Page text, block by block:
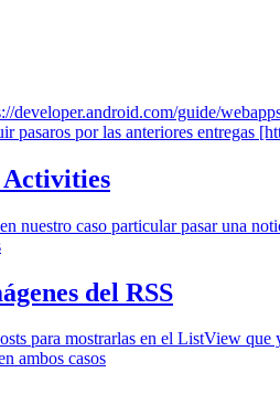
guide/
pasaros por las anteriores entregas
Activities
nuestro caso particular pasar una
del RSS
para mostrarlas en el ListView
ambos casos